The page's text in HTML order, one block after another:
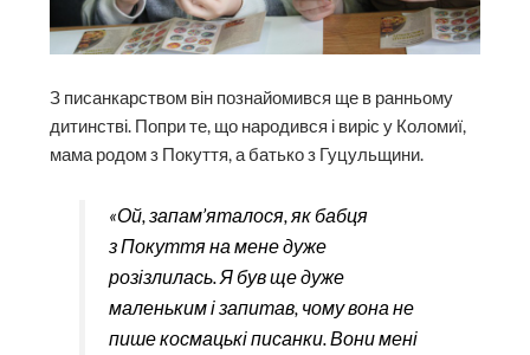
З писанкарством він познайомився ще в ранньому
дитинстві. Попри те, що народився і виріс у Коломиї,
мама родом з Покуття, а батько з Гуцульщини.
«Ой, запам’яталося, як бабця
з Покуття на мене дуже
розізлилась. Я був ще дуже
маленьким і запитав, чому вона не
пише космацькі писанки. Вони мені